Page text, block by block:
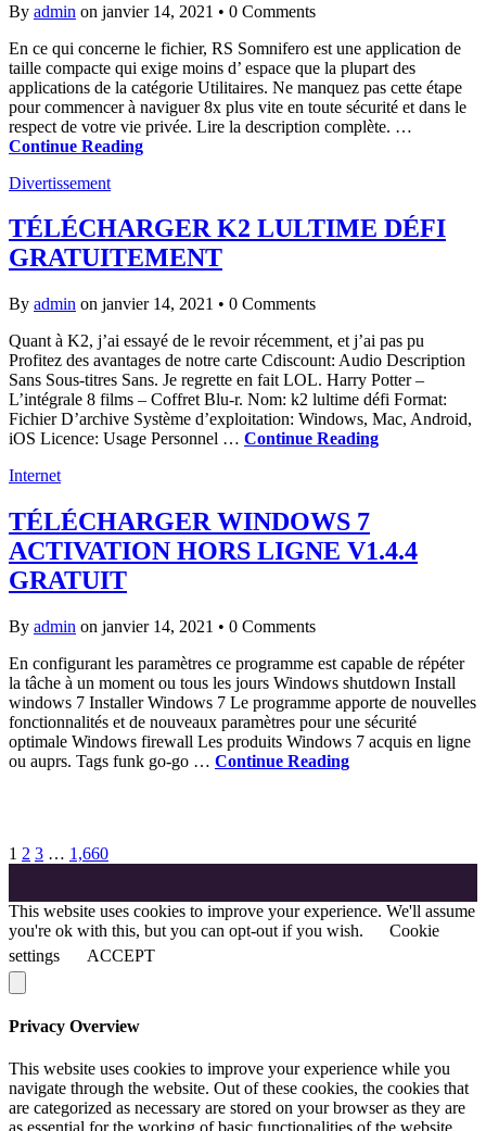
By admin on janvier 14, 2021 • 0 Comments
En ce qui concerne le fichier, RS Somnifero est une application de
taille compacte qui exige moins d’ espace que la plupart des
applications de la catégorie Utilitaires. Ne manquez pas cette étape
pour commencer à naviguer 8x plus vite en toute sécurité et dans le
respect de votre vie privée. Lire la description complète. …
Continue Reading
Divertissement
TÉLÉCHARGER K2 LULTIME DÉFI
GRATUITEMENT
By admin on janvier 14, 2021 • 0 Comments
Quant à K2, j’ai essayé de le revoir récemment, et j’ai pas pu
Profitez des avantages de notre carte Cdiscount: Audio Description
Sans Sous-titres Sans. Je regrette en fait LOL. Harry Potter –
L’intégrale 8 films – Coffret Blu-r. Nom: k2 lultime défi Format:
Fichier D’archive Système d’exploitation: Windows, Mac, Android,
iOS Licence: Usage Personnel … Continue Reading
Internet
TÉLÉCHARGER WINDOWS 7
ACTIVATION HORS LIGNE V1.4.4
GRATUIT
By admin on janvier 14, 2021 • 0 Comments
En configurant les paramètres ce programme est capable de répéter
la tâche à un moment ou tous les jours Windows shutdown Install
windows 7 Installer Windows 7 Le programme apporte de nouvelles
fonctionnalités et de nouveaux paramètres pour une sécurité
optimale Windows firewall Les produits Windows 7 acquis en ligne
ou auprs. Tags funk go-go … Continue Reading
1 2 3 … 1,660
This website uses cookies to improve your experience. We'll assume
you're ok with this, but you can opt-out if you wish.
Cookie
settings
ACCEPT
Privacy Overview
This website uses cookies to improve your experience while you
navigate through the website. Out of these cookies, the cookies that
are categorized as necessary are stored on your browser as they are